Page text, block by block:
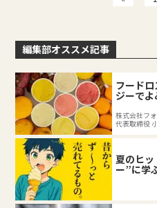
編集部オススメ記事
フード
ジーで
株式会社フ
代表取締役
夏のヒ
ー”に学
業の底力